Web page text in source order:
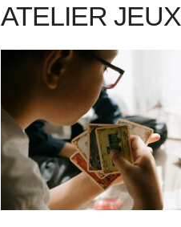
ATELIER JEUX